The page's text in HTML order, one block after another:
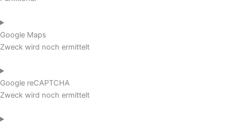
Google Maps
Zweck wird noch ermittelt
Google reCAPTCHA
Zweck wird noch ermittelt